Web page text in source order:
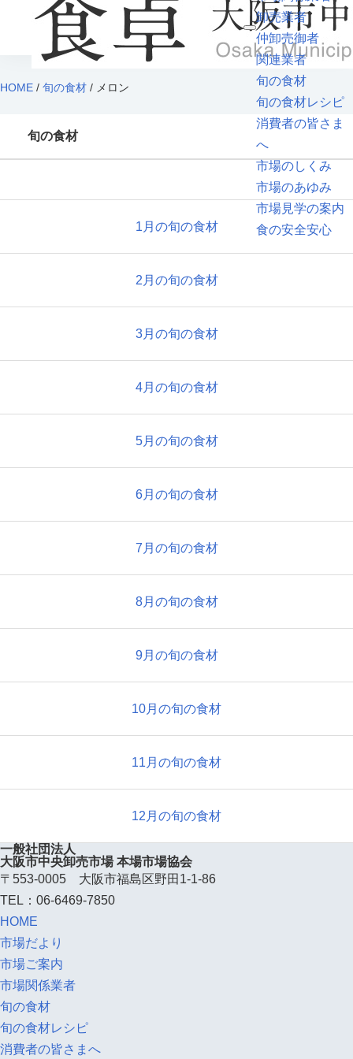
卸売業者
仲卸売御者
関連業者
旬の食材
旬の食材レシピ
消費者の皆さま
へ
市場のしくみ
市場のあゆみ
市場見学の案内
食の安全安心
HOME / 旬の食材 / メロン
旬の食材
1月の旬の食材
2月の旬の食材
3月の旬の食材
4月の旬の食材
5月の旬の食材
6月の旬の食材
7月の旬の食材
8月の旬の食材
9月の旬の食材
10月の旬の食材
11月の旬の食材
12月の旬の食材
一般社団法人
大阪市中央卸売市場 本場市場協会
〒553-0005 大阪市福島区野田1-1-86
TEL：06-6469-7850
HOME
市場だより
市場ご案内
市場関係業者
旬の食材
旬の食材レシピ
消費者の皆さまへ